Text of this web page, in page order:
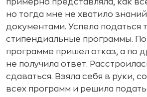
примерно представляла, как
но тогда мне не хватило
документами. Успела податься
стипендиальные программы.
программе пришел отказ, а по
не получила ответ.
сдаваться. Взяла себя в руки,
всех программ и решила